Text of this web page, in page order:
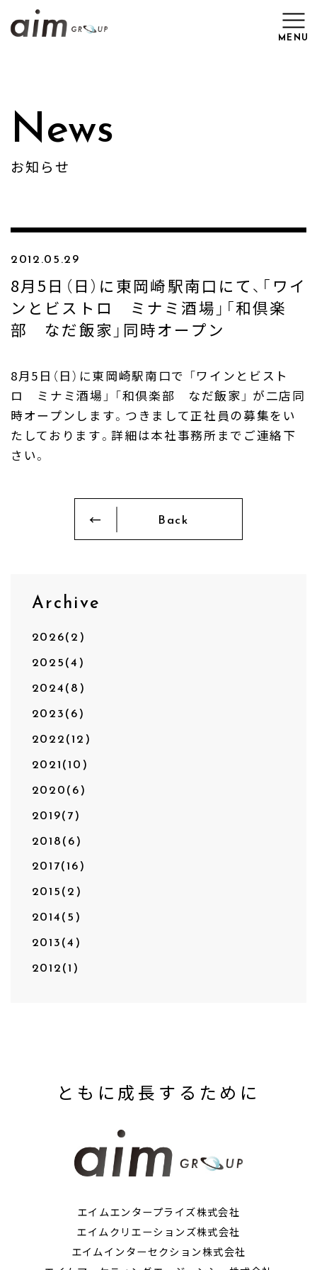
MENU
News
Work
Recruit
Company
FC & Licence
Contact
News
お知らせ
2012.05.29
8月5日（日）に東岡崎駅南口にて、「ワイ
ンとビストロ ミナミ酒場」「和倶楽
部 なだ飯家」同時オープン
8月5日（日）に東岡崎駅南口で 「ワインとビスト
ロ ミナミ酒場」 「和倶楽部 なだ飯家」 が二店同
時オープンします。つきまして正社員の募集をい
たしております。詳細は本社事務所までご連絡下
さい。
Back
Archive
2026(2)
2025(4)
2024(8)
2023(6)
2022(12)
2021(10)
2020(6)
2019(7)
2018(6)
2017(16)
2015(2)
2014(5)
2013(4)
2012(1)
ともに成長するために
エイムエンタープライズ株式会社
エイムクリエーションズ株式会社
エイムインターセクション株式会社